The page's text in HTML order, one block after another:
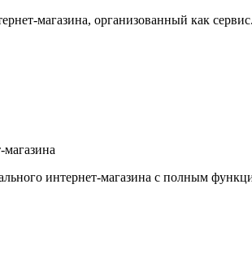
магазина, организованный как сервис.
интернет-магазина с полным